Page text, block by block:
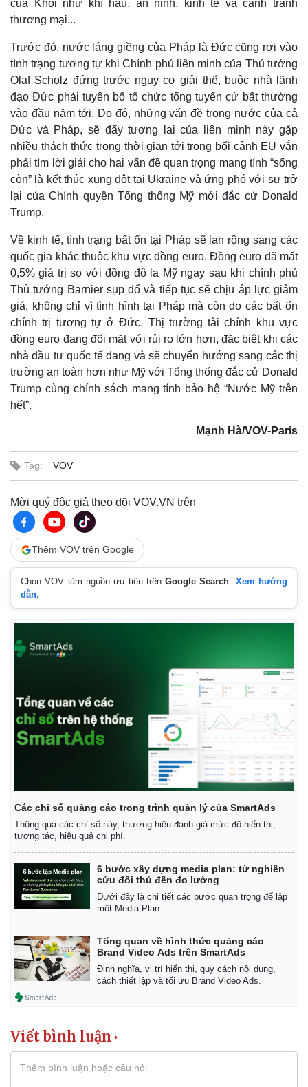
Tư vấn luật
của Khối như khí hậu, an ninh, kinh tế và cạnh tranh
thương mại...
Trước đó, nước láng giềng của Pháp là Đức cũng rơi vào
tình trạng tương tự khi Chính phủ liên minh của Thủ tướng
Olaf Scholz đứng trước nguy cơ giải thể, buộc nhà lãnh
đạo Đức phải tuyên bố tổ chức tổng tuyển cử bất thường
vào đầu năm tới. Do đó, những vấn đề trong nước của cả
Đức và Pháp, sẽ đẩy tương lai của liên minh này gặp
nhiều thách thức trong thời gian tới trong bối cảnh EU vẫn
phải tìm lời giải cho hai vấn đề quan trọng mang tính “sống
còn” là kết thúc xung đột tại Ukraine và ứng phó với sự trở
lại của Chính quyền Tổng thống Mỹ mới đắc cử Donald
Trump.
Về kinh tế, tình trạng bất ổn tại Pháp sẽ lan rộng sang các
quốc gia khác thuộc khu vực đồng euro. Đồng euro đã mất
0,5% giá trị so với đồng đô la Mỹ ngay sau khi chính phủ
Thủ tướng Barnier sụp đổ và tiếp tục sẽ chịu áp lực giảm
giá, không chỉ vì tình hình tại Pháp mà còn do các bất ổn
chính trị tương tự ở Đức. Thị trường tài chính khu vực
đồng euro đang đối mặt với rủi ro lớn hơn, đặc biệt khi các
nhà đầu tư quốc tế đang và sẽ chuyển hướng sang các thị
trường an toàn hơn như Mỹ với Tổng thống đắc cử Donald
Trump cùng chính sách mang tính bảo hộ “Nước Mỹ trên
hết”.
Mạnh Hà/VOV-Paris
Tag: VOV
Mời quý độc giả theo dõi VOV.VN trên
Thêm VOV trên Google
Chọn VOV làm nguồn ưu tiên trênGoogle Search. Xem hướng
dẫn.
Các chỉ số quảng cáo trong trình quản lý của SmartAds
Thông qua các chỉ số này, thương hiệu đánh giá mức độ hiển thị,
tương tác, hiệu quả chi phí.
6 bước xây dựng media plan: từ nghiên
cứu đối thủ đến đo lường
Dưới đây là chi tiết các bước quan trọng để lập
một Media Plan.
Tổng quan về hình thức quảng cáo
Brand Video Ads trên SmartAds
Định nghĩa, vị trí hiển thị, quy cách nội dung,
cách thiết lập và tối ưu Brand Video Ads.
Viết bình luận